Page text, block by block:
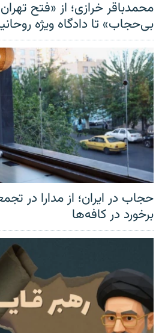
محمدباقر خرازی؛ از «فتح
بی‌حجاب» تا دادگاه ویژه
حجاب در ایران؛ از مدارا در
برخورد در کافه‌ها